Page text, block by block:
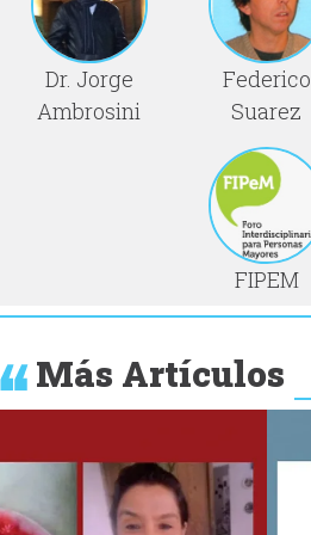
Dr. Jorge
Ambrosini
Federico
Suarez
FIPEM
Más Artículos